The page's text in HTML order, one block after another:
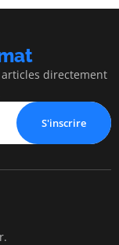
directement
S'inscrire